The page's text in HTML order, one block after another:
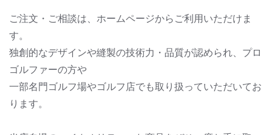
ご注文・ご相談は、ホームページからご利用いただけま
す。
独創的なデザインや縫製の技術力・品質が認められ、プロ
ゴルファーの方や
一部名門ゴルフ場やゴルフ店でも取り扱っていただいてお
ります。